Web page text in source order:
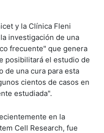
y la Clínica Fleni
investigación de una
frecuente" que genera
posibilitará el estudio de
de una cura para esta
cientos de casos en
estudiada".
en la
Cell Research, fue